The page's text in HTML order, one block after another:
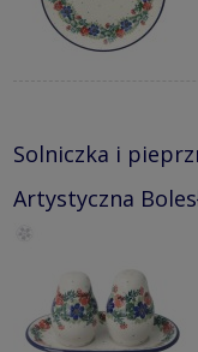
Solniczka i
Artystyczna